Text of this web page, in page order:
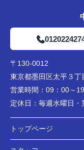
〒130-0012
東京都墨田区太平３
営業時間： 09：00～
定休日： 毎週水曜日・
トップページ